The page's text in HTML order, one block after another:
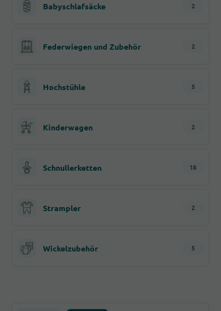
Babyschlafsäcke 2
Federwiegen und Zubehör 2
Hochstühle 5
Kinderwagen 2
Schnullerketten 18
Strampler 2
Wickelzubehör 5